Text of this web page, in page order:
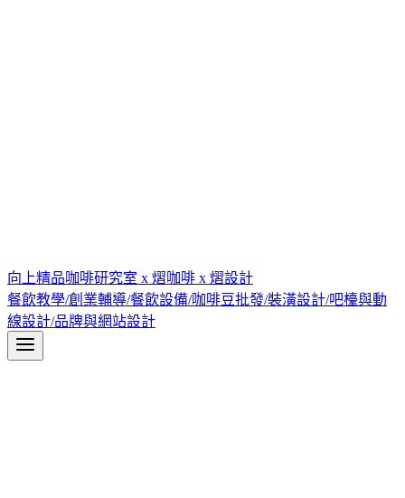
向上精品咖啡研究室 x 熠咖啡 x 熠設計
餐飲教學/創業輔導/餐飲設備/咖啡豆批發/裝潢設計/吧檯與動
線設計/品牌與網站設計